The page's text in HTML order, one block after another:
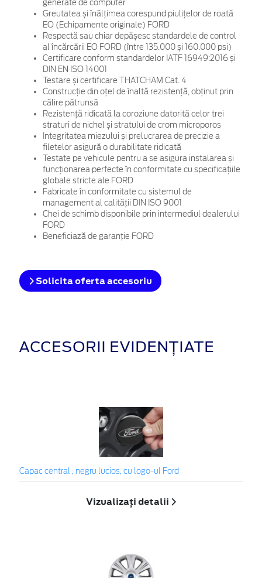
generate de computer
Greutatea și înălțimea corespund piulițelor de roată
EO (Echipamente originale) FORD
Respectă sau chiar depășesc standardele de control
al încărcării EO FORD (între 135.000 și 160.000 psi)
Certificare conform standardelor IATF 16949:2016 și
DIN EN ISO 14001
Testare și certificare THATCHAM Cat. 4
Construcție din oțel de înaltă rezistență, obținut prin
călire pătrunsă
Rezistență ridicată la coroziune datorită celor trei
straturi de nichel și stratului de crom microporos
Integritatea miezului și prelucrarea de precizie a
filetelor asigură o durabilitate ridicată
Testate pe vehicule pentru a se asigura instalarea și
funcționarea perfecte în conformitate cu specificațiile
globale stricte ale FORD
Fabricate în conformitate cu sistemul de
management al calității DIN ISO 9001
Chei de schimb disponibile prin intermediul dealerului
FORD
Beneficiază de garanție FORD
Solicita oferta accesoriu
ACCESORII EVIDENȚIATE
Capac central , negru lucios, cu logo-ul Ford
Vizualizați detalii